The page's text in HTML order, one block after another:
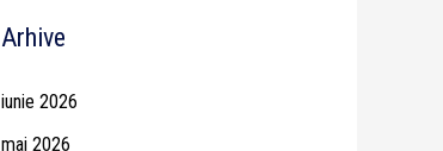
Arhive
iunie 2026
mai 2026